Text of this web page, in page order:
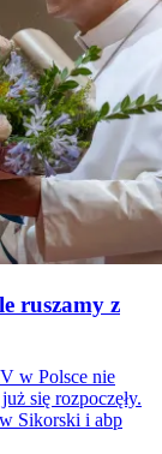
ruszamy z
w Polsce nie
się rozpoczęły.
Sikorski i abp